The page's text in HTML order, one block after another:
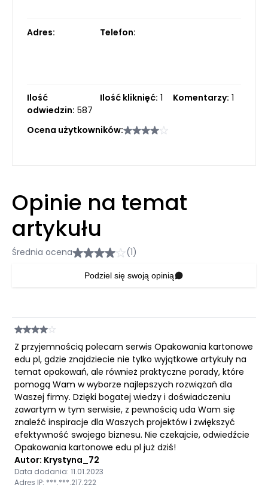
Adres: Telefon:
Ilość
odwiedzin: 587
Ilość kliknięć: 1 Komentarzy: 1
Ocena użytkowników:
Opinie na temat
artykułu
Średnia ocena (1)
Podziel się swoją opinią
Z przyjemnością polecam serwis Opakowania kartonowe
edu pl, gdzie znajdziecie nie tylko wyjątkowe artykuły na
temat opakowań, ale również praktyczne porady, które
pomogą Wam w wyborze najlepszych rozwiązań dla
Waszej firmy. Dzięki bogatej wiedzy i doświadczeniu
zawartym w tym serwisie, z pewnością uda Wam się
znaleźć inspiracje dla Waszych projektów i zwiększyć
efektywność swojego biznesu. Nie czekajcie, odwiedźcie
Opakowania kartonowe edu pl już dziś!
Autor: Krystyna_72
Data dodania: 11.01.2023
Adres IP: ***.***.217.222